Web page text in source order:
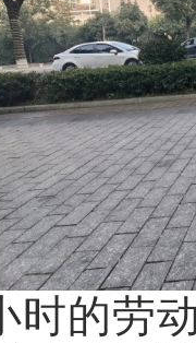
时的劳